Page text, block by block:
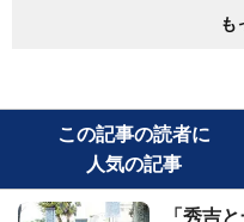
も
この記事の読者に
人気の記事
「秀吉